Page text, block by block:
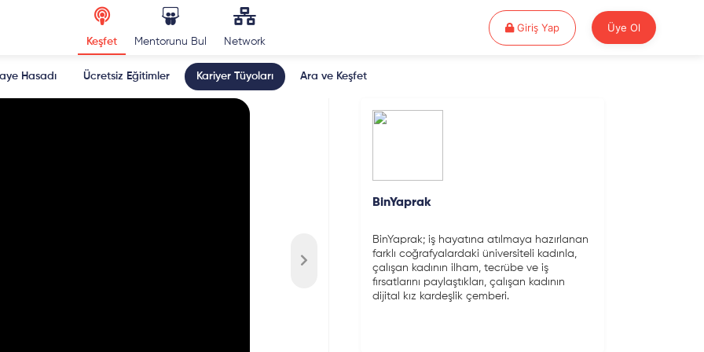
Keşfet Mentorunu Bul Network
Giriş YapGiriş Yap Üye Ol
Hasadı Ücretsiz Eğitimler Kariyer Tüyoları Ara ve Keşfet
BinYaprak
BinYaprak; iş hayatına atılmaya hazırlanan
farklı coğrafyalardaki üniversiteli kadınla,
çalışan kadının ilham, tecrübe ve iş
fırsatlarını paylaştıkları, çalışan kadının
dijital kız kardeşlik çemberi.